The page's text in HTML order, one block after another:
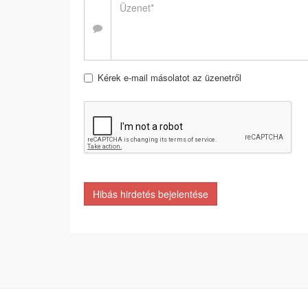
Kérek e-mail másolatot az üzenetről
Hibás hirdetés bejelentése